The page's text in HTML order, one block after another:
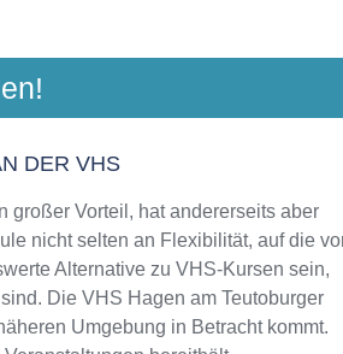
DER VHS
großer Vorteil, hat andererseits aber
nicht selten an Flexibilität, auf die
Alternative zu VHS-Kursen sein,
Die VHS Hagen am Teutoburger
Umgebung in Betracht kommt.